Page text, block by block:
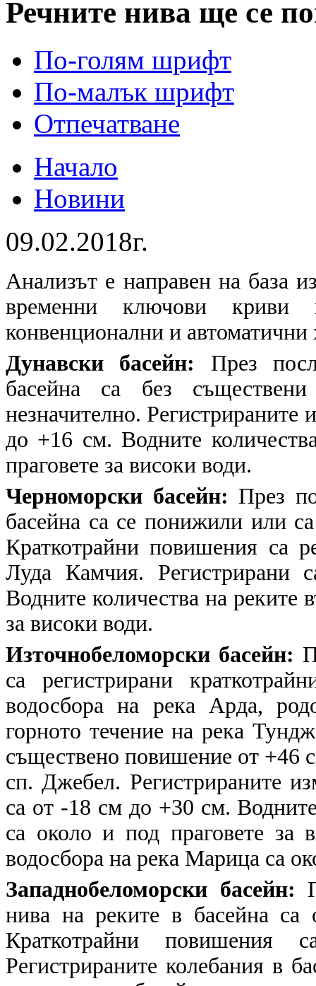
Речните нива ще се
По-голям шрифт
По-малък шрифт
Отпечатване
Начало
Новини
09.02.2018г.
Анализът е направен на база
временни ключови криви
конвенционални и
Дунавски басейн: През
басейна са без
незначително. Регистрираните
до +16 см. Водните
праговете за високи води.
Черноморски басейн: През
басейна са се понижили или
Краткотрайни повишения са
Луда Камчия.
Водните количества на реките
за високи води.
Източнобеломорски басейн:
са регистрирани
водосбора на река Арда,
горното течение на река
съществено повишение от +46
сп. Джебел. Регистрираните
са от -18 см до +30 см.
са около и под праговете за
водосбора на река Марица са
Западнобеломорски басейн:
нива на реките в басейна са
Краткотрайни повишения
Регистрираните колебания в